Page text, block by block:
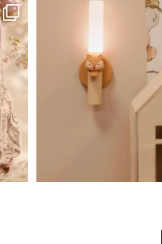
לחדר, גם מנורת לילה מרגיעה, וגם
0